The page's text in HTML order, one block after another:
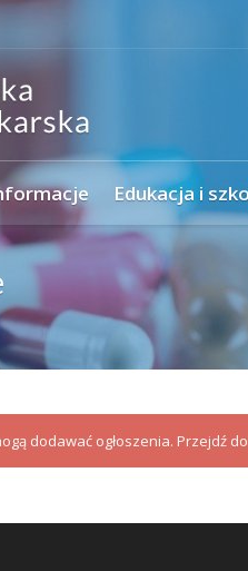
Edukacja i
dodawać ogłoszenia. Przejdź